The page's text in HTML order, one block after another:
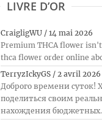
LIVRE D’OR
CraigligWU / 14 mai 2026
Premium THCA flower
thca flower order online
TerryzIckyGS / 2 avril 2026
Доброго времени суток!
поделиться своим
нахождения